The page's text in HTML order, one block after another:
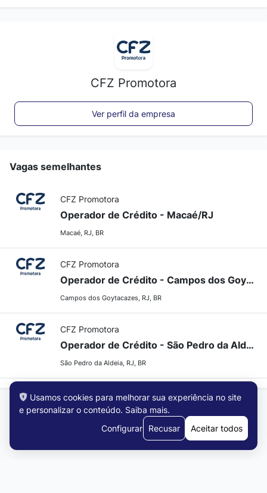
CFZ Promotora
Ver perfil da empresa
Vagas semelhantes
CFZ Promotora
Operador de Crédito - Macaé/RJ
Macaé, RJ, BR
CFZ Promotora
Operador de Crédito - Campos dos Goytacazes/RJ
Campos dos Goytacazes, RJ, BR
CFZ Promotora
Operador de Crédito - São Pedro da Aldeia/RJ
São Pedro da Aldeia, RJ, BR
Usamos cookies para melhorar sua experiência no site
e personalizar o conteúdo. Saiba mais.
Configurar
Recusar Aceitar todos